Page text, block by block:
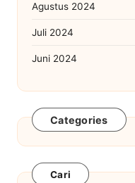
Agustus 2024
Juli 2024
Juni 2024
Categories
Cari